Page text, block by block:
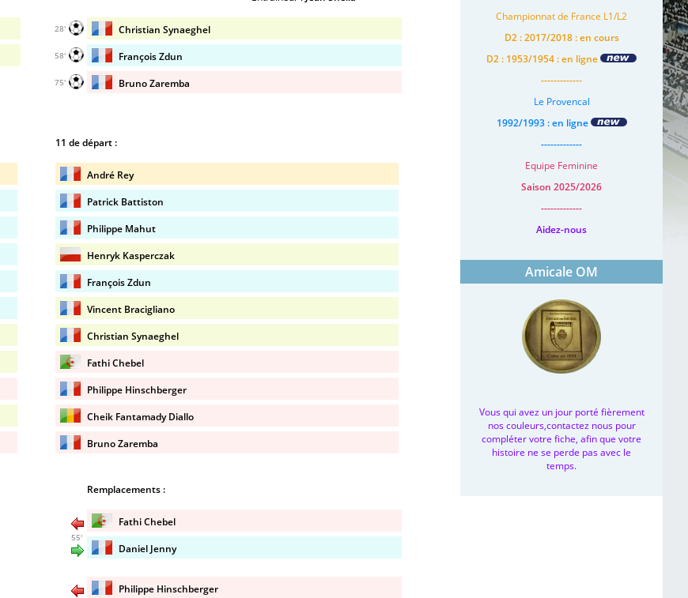
Christian Synaeghel
28'
François Zdun
58'
Bruno Zaremba
75'
11 de départ :
André Rey
Patrick Battiston
Philippe Mahut
Henryk Kasperczak
François Zdun
Vincent Bracigliano
Christian Synaeghel
Fathi Chebel
Philippe Hinschberger
Cheik Fantamady Diallo
Bruno Zaremba
Remplacements :
Fathi Chebel
55'
Daniel Jenny
Philippe Hinschberger
Championnat de France L1/L2
D2 : 2017/2018 : en cours
D2 : 1953/1954 : en ligne
-------------
Le Provencal
1992/1993 : en ligne
-------------
Equipe Feminine
Saison 2025/2026
-------------
Aidez-nous
Amicale OM
Vous qui avez un jour porté fièrement
nos couleurs,contactez nous pour
compléter votre fiche, afin que votre
histoire ne se perde pas avec le
temps.